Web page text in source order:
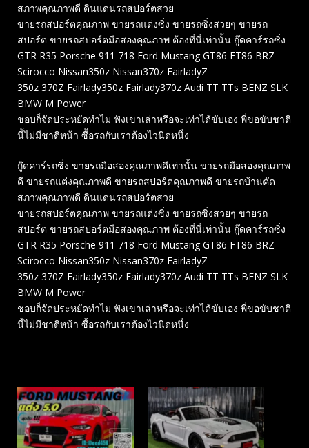
สภาพคุณภาพดี ดินแดนรถสปอร์ตสวย
ขายรถสปอร์ตคุณภาพ ขายรถแต่งซิ่ง ขายรถซิ่งสวยๆ ขายรถ
สปอร์ต ขายรถสปอร์ตมือสองคุณภาพ ต้องที่นี่เท่านั้น กู๊ดคาร์รถซิ่ง
GTR R35 Porsche 911 718 Ford Mustang GT86 FT86 BRZ
Scirocco Nissan350z Nissan370z FairladyZ
350z 370Z Fairlady350z Fairlady370z Audi TT TTs BENZ SLK
BMW M Power
ชอบก็จัดประหยัดทำไม ฟังเขาเล่าหรือจะเท่าได้ขับเอง พี่ขอขับชาติ
นี้ไม่มีชาติหน้า ซื้อรถกับเราต้องไวนิดหนึ่ง
กู๊ดคาร์รถซิ่ง ขายรถมือสองคุณภาพดีเท่านั้น ขายรถมือสองคุณภาพ
ดี ขายรถแต่งคุณภาพดี ขายรถสปอร์ตคุณภาพดี ขายรถบ้านคัด
สภาพคุณภาพดี ดินแดนรถสปอร์ตสวย
ขายรถสปอร์ตคุณภาพ ขายรถแต่งซิ่ง ขายรถซิ่งสวยๆ ขายรถ
สปอร์ต ขายรถสปอร์ตมือสองคุณภาพ ต้องที่นี่เท่านั้น กู๊ดคาร์รถซิ่ง
GTR R35 Porsche 911 718 Ford Mustang GT86 FT86 BRZ
Scirocco Nissan350z Nissan370z FairladyZ
350z 370Z Fairlady350z Fairlady370z Audi TT TTs BENZ SLK
BMW M Power
ชอบก็จัดประหยัดทำไม ฟังเขาเล่าหรือจะเท่าได้ขับเอง พี่ขอขับชาติ
นี้ไม่มีชาติหน้า ซื้อรถกับเราต้องไวนิดหนึ่ง